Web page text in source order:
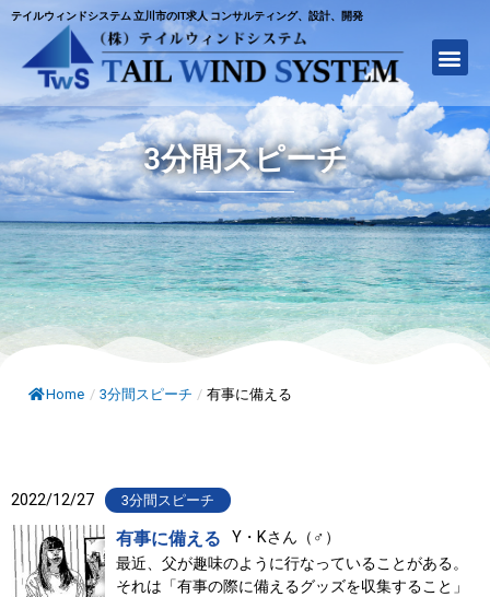
テイルウィンドシステム 立川市のIT求人 コンサルティング、設計、開発
3分間スピーチ
Home / 3分間スピーチ / 有事に備える
2022/12/27 3分間スピーチ
有事に備える
Y・Kさん（♂）
最近、父が趣味のように行なっていることがある。
それは「有事の際に備えるグッズを収集すること」